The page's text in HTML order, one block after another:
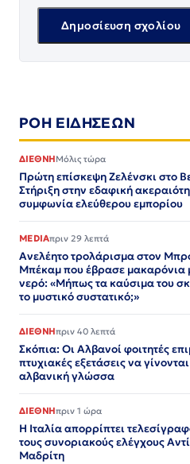
ΡΟΗ ΕΙΔΗΣΕΩΝ
ΔΙΕΘΝΗΜόλις τώρα
Πρώτη επίσκεψη Ζελένσκι στο
Στήριξη στην εδαφική
συμφωνία ελεύθερου εμπορίου
MEDIAπριν 29 λεπτά
Ανελέητο τρολάρισμα στον
Μπέκαμ που έβρασε μακαρόνια
νερό: «Μήπως τα καύσιμα του
το μυστικό συστατικό;»
ΔΙΕΘΝΗπριν 40 λεπτά
Σκόπια: Οι Αλβανοί φοιτητές
πτυχιακές εξετάσεις να
αλβανική γλώσσα
ΔΙΕΘΝΗπριν 1 ώρα
Η Ιταλία απορρίπτει
τους συνοριακούς ελέγχους
Μαδρίτη